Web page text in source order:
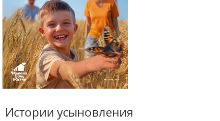
Истории усыновления